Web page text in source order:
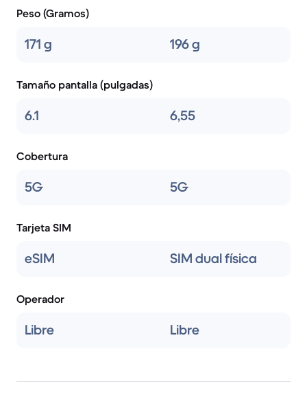
Peso (Gramos)
171 g 196 g
Tamaño pantalla (pulgadas)
6.1 6,55
Cobertura
5G 5G
Tarjeta SIM
eSIM SIM dual física
Operador
Libre Libre